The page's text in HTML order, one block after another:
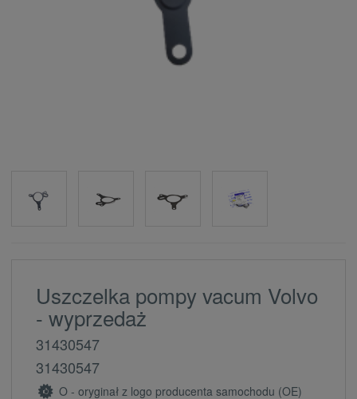
Uszczelka pompy vacum Volvo
- wyprzedaż
31430547
31430547
O - oryginał z logo producenta samochodu (OE)